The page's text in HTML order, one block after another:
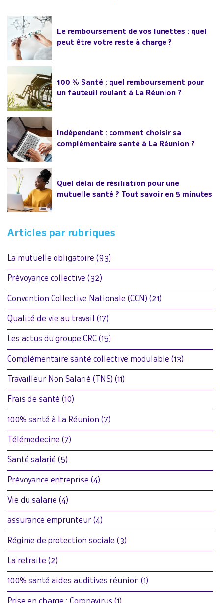
Le remboursement de vos lunettes : quel
peut être votre reste à charge ?
100 % Santé : quel remboursement pour
un fauteuil roulant à La Réunion ?
Indépendant : comment choisir sa
complémentaire santé à La Réunion ?
Quel délai de résiliation pour une
mutuelle santé ? Tout savoir en 5 minutes
Articles par rubriques
La mutuelle obligatoire (93)
Prévoyance collective (32)
Convention Collective Nationale (CCN) (21)
Qualité de vie au travail (17)
Les actus du groupe CRC (15)
Complémentaire santé collective modulable (13)
Travailleur Non Salarié (TNS) (11)
Frais de santé (10)
100% santé à La Réunion (7)
Télémedecine (7)
Santé salarié (5)
Prévoyance entreprise (4)
Vie du salarié (4)
assurance emprunteur (4)
Régime de protection sociale (3)
La retraite (2)
100% santé aides auditives réunion (1)
Prise en charge : Coronavirus (1)